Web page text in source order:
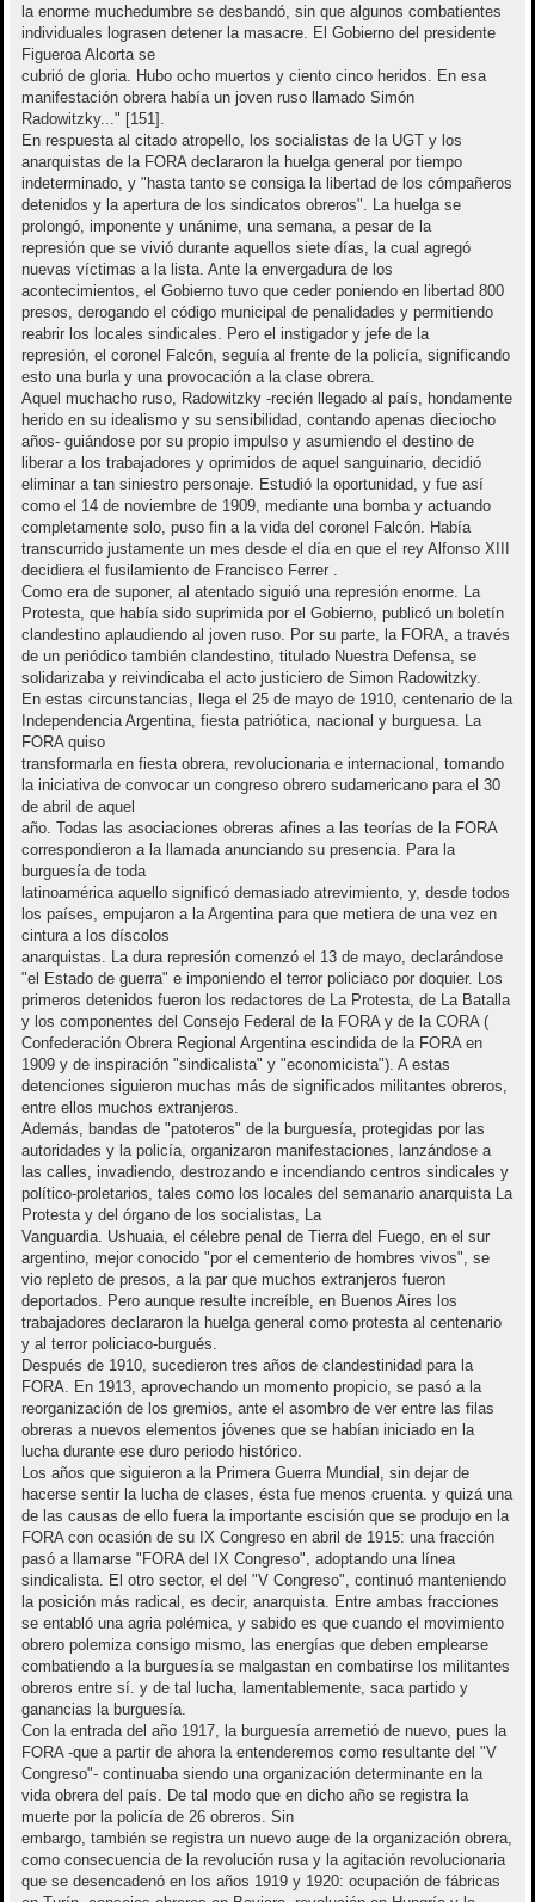
la enorme muchedumbre se desbandó, sin que algunos combatientes
individuales lograsen detener la masacre. El Gobierno del presidente
Figueroa Alcorta se
cubrió de gloria. Hubo ocho muertos y ciento cinco heridos. En esa
manifestación obrera había un joven ruso llamado Simón
Radowitzky..." [151].
En respuesta al citado atropello, los socialistas de la UGT y los
anarquistas de la FORA declararon la huelga general por tiempo
indeterminado, y "hasta tanto se consiga la libertad de los cómpañeros
detenidos y la apertura de los sindicatos obreros". La huelga se
prolongó, imponente y unánime, una semana, a pesar de la
represión que se vivió durante aquellos siete días, la cual agregó
nuevas víctimas a la lista. Ante la envergadura de los
acontecimientos, el Gobierno tuvo que ceder poniendo en libertad 800
presos, derogando el código municipal de penalidades y permitiendo
reabrir los locales sindicales. Pero el instigador y jefe de la
represión, el coronel Falcón, seguía al frente de la policía, significando
esto una burla y una provocación a la clase obrera.
Aquel muchacho ruso, Radowitzky -recién llegado al país, hondamente
herido en su idealismo y su sensibilidad, contando apenas dieciocho
años- guiándose por su propio impulso y asumiendo el destino de
liberar a los trabajadores y oprimidos de aquel sanguinario, decidió
eliminar a tan siniestro personaje. Estudió la oportunidad, y fue así
como el 14 de noviembre de 1909, mediante una bomba y actuando
completamente solo, puso fin a la vida del coronel Falcón. Había
transcurrido justamente un mes desde el día en que el rey Alfonso XIII
decidiera el fusilamiento de Francisco Ferrer .
Como era de suponer, al atentado siguió una represión enorme. La
Protesta, que había sido suprimida por el Gobierno, publicó un boletín
clandestino aplaudiendo al joven ruso. Por su parte, la FORA, a través
de un periódico también clandestino, titulado Nuestra Defensa, se
solidarizaba y reivindicaba el acto justiciero de Simon Radowitzky.
En estas circunstancias, llega el 25 de mayo de 1910, centenario de la
Independencia Argentina, fiesta patriótica, nacional y burguesa. La
FORA quiso
transformarla en fiesta obrera, revolucionaria e internacional, tomando
la iniciativa de convocar un congreso obrero sudamericano para el 30
de abril de aquel
año. Todas las asociaciones obreras afines a las teorías de la FORA
correspondieron a la llamada anunciando su presencia. Para la
burguesía de toda
latinoamérica aquello significó demasiado atrevimiento, y, desde todos
los países, empujaron a la Argentina para que metiera de una vez en
cintura a los díscolos
anarquistas. La dura represión comenzó el 13 de mayo, declarándose
"el Estado de guerra" e imponiendo el terror policiaco por doquier. Los
primeros detenidos fueron los redactores de La Protesta, de La Batalla
y los componentes del Consejo Federal de la FORA y de la CORA (
Confederación Obrera Regional Argentina escindida de la FORA en
1909 y de inspiración "sindicalista" y "economicista"). A estas
detenciones siguieron muchas más de significados militantes obreros,
entre ellos muchos extranjeros.
Además, bandas de "patoteros" de la burguesía, protegidas por las
autoridades y la policía, organizaron manifestaciones, lanzándose a
las calles, invadiendo, destrozando e incendiando centros sindicales y
político-proletarios, tales como los locales del semanario anarquista La
Protesta y del órgano de los socialistas, La
Vanguardia. Ushuaia, el célebre penal de Tierra del Fuego, en el sur
argentino, mejor conocido "por el cementerio de hombres vivos", se
vio repleto de presos, a la par que muchos extranjeros fueron
deportados. Pero aunque resulte increíble, en Buenos Aires los
trabajadores declararon la huelga general como protesta al centenario
y al terror policiaco-burgués.
Después de 1910, sucedieron tres años de clandestinidad para la
FORA. En 1913, aprovechando un momento propicio, se pasó a la
reorganización de los gremios, ante el asombro de ver entre las filas
obreras a nuevos elementos jóvenes que se habían iniciado en la
lucha durante ese duro periodo histórico.
Los años que siguieron a la Primera Guerra Mundial, sin dejar de
hacerse sentir la lucha de clases, ésta fue menos cruenta. y quizá una
de las causas de ello fuera la importante escisión que se produjo en la
FORA con ocasión de su IX Congreso en abril de 1915: una fracción
pasó a llamarse "FORA del IX Congreso", adoptando una línea
sindicalista. El otro sector, el del "V Congreso", continuó manteniendo
la posición más radical, es decir, anarquista. Entre ambas fracciones
se entabló una agria polémica, y sabido es que cuando el movimiento
obrero polemiza consigo mismo, las energías que deben emplearse
combatiendo a la burguesía se malgastan en combatirse los militantes
obreros entre sí. y de tal lucha, lamentablemente, saca partido y
ganancias la burguesía.
Con la entrada del año 1917, la burguesía arremetió de nuevo, pues la
FORA -que a partir de ahora la entenderemos como resultante del "V
Congreso"- continuaba siendo una organización determinante en la
vida obrera del país. De tal modo que en dicho año se registra la
muerte por la policía de 26 obreros. Sin
embargo, también se registra un nuevo auge de la organización obrera,
como consecuencia de la revolución rusa y la agitación revolucionaria
que se desencadenó en los años 1919 y 1920: ocupación de fábricas